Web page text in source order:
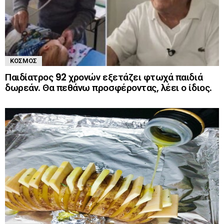
ΚΌΣΜΟΣ
Παιδίατρος 92 χρονών εξετάζει φτωχά παιδιά
δωρεάν. Θα πεθάνω προσφέροντας, λέει ο ίδιος.